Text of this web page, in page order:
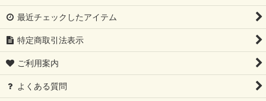
最近チェックしたアイテム
特定商取引法表示
ご利用案内
よくある質問